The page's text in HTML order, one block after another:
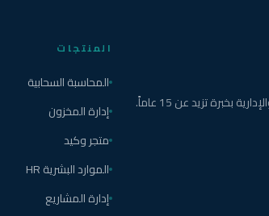
بخبرة تزيد عن 15 عاماً.
المنتجات
المحاسبة السحابية
إدارة المخزون
متجر وكيد
الموارد البشرية HR
إدارة المشاريع